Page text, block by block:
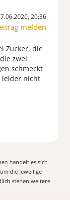
20:36
melden
Zucker, die
zwei
schmeckt
leider nicht
handelt es sich
die jeweilige
stehen weitere